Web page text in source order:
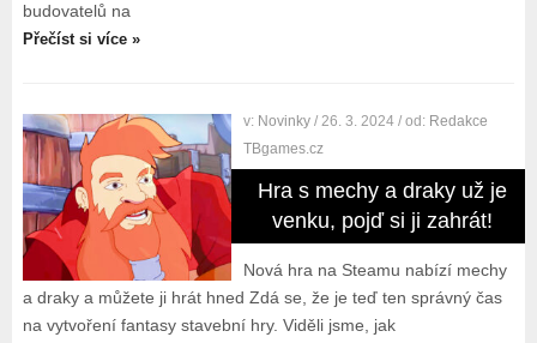
budovatelů na
Přečíst si více »
v: Novinky / 26. 3. 2024 / od: Redakce
TBgames.cz
Hra s mechy a draky už je
venku, pojď si ji zahrát!
Nová hra na Steamu nabízí mechy
a draky a můžete ji hrát hned Zdá se, že je teď ten správný čas
na vytvoření fantasy stavební hry. Viděli jsme, jak